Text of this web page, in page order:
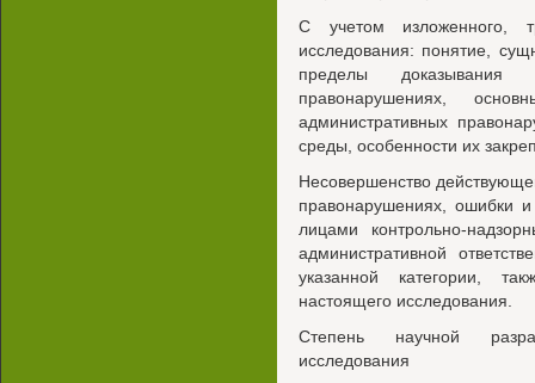
С учетом изложенного,
исследования: понятие,
пределы
правонарушениях,
административных
среды, особенности их
Несовершенство
правонарушениях, ошибки
лицами контрольно-
административной
указанной категории,
настоящего исследования.
Степень научной
исследования